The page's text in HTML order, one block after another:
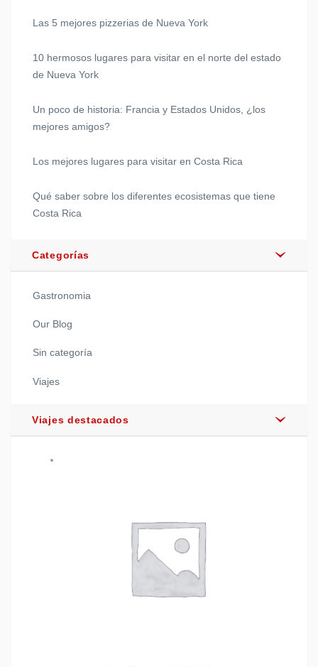
Las 5 mejores pizzerias de Nueva York
10 hermosos lugares para visitar en el norte del estado
de Nueva York
Un poco de historia: Francia y Estados Unidos, ¿los
mejores amigos?
Los mejores lugares para visitar en Costa Rica
Qué saber sobre los diferentes ecosistemas que tiene
Costa Rica
Categorías
Gastronomia
Our Blog
Sin categoría
Viajes
Viajes destacados